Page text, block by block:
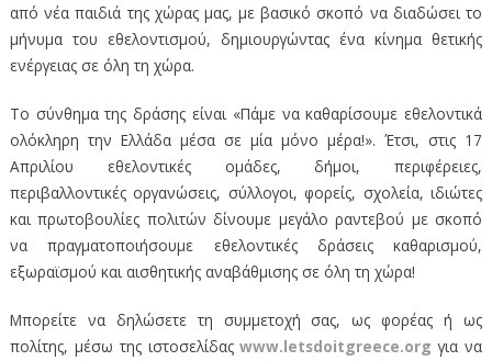
από νέα παιδιά της χώρας μας, με βασικό σκοπό να διαδώσει το
μήνυμα του εθελοντισμού, δημιουργώντας ένα κίνημα θετικής
ενέργειας σε όλη τη χώρα.
Το σύνθημα της δράσης είναι «Πάμε να καθαρίσουμε εθελοντικά
ολόκληρη την Ελλάδα μέσα σε μία μόνο μέρα!». Έτσι, στις 17
Απριλίου εθελοντικές ομάδες, δήμοι, περιφέρειες,
περιβαλλοντικές οργανώσεις, σύλλογοι, φορείς, σχολεία, ιδιώτες
και πρωτοβουλίες πολιτών δίνουμε μεγάλο ραντεβού με σκοπό
να πραγματοποιήσουμε εθελοντικές δράσεις καθαρισμού,
εξωραϊσμού και αισθητικής αναβάθμισης σε όλη τη χώρα!
Μπορείτε να δηλώσετε τη συμμετοχή σας, ως φορέας ή ως
πολίτης, μέσω της ιστοσελίδαςwww.letsdoitgreece.org για να